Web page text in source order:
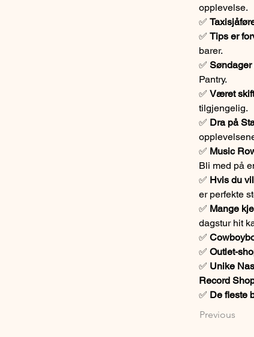
opplevelse.
✅
✅ Tips er
barer.
✅ Søndager
Pantry.
✅ Været
tilgjengelig.
✅ Dra på
✅ Music
Bli med på
✅ Hvis du
er perfekte
✅ Mange
dagstur hit
✅
✅ Outlet-
✅ Unike
Record
✅ De fleste
Previous